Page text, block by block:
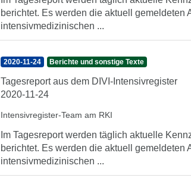
berichtet. Es werden die aktuell
intensivmedizinischen ...
2020-11-24 Berichte und sonstige Texte
Tagesreport aus dem DIVI-Intensivregister
2020-11-24
Intensivregister-Team am RKI
Im Tagesreport werden täglich aktuelle
berichtet. Es werden die aktuell
intensivmedizinischen ...